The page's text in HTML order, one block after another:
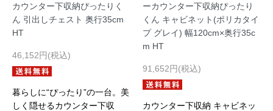
カウンター下収納ぴったりく
ん 引出しチェスト 奥行35cm
HT
46,152円(税込)
暮らしに“ぴったり”の一台。美
しく隠せるカウンター下収
ーカウンター下収納ぴったり
くん キャビネット(ポリカタイ
プ グレイ) 幅120cm×奥行35c
m HT
91,652円(税込)
カウンター下収納 キャビネッ